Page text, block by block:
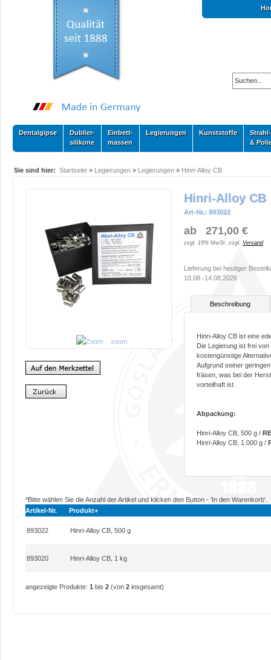
Dentalgipse
Dublier-
silikone
Einbett-
massen
Legierungen Kunststoffe
Strahl-
&
Sie sind hier: Startseite » Legierungen » Legierungen » Hinri-Alloy CB
zoom
Hinri-Alloy CB
Art-Nr.: 893022
ab 271,00 €
zzgl. 19% MwSt. zzgl. Versand
Lieferung bei heutiger
10.08.-14.08.2026
Beschreibung
Hinri-Alloy CB ist eine
Die Legierung ist frei
kostengünstige
Aufgrund seiner
fräsen, was bei der
vorteilhaft ist.
Abpackung:
Hinri-Alloy CB, 500 g /
Hinri-Alloy CB, 1.000 g /
*Bitte wählen Sie die Anzahl der Artikel und klicken den Button - 'In den Warenkorb'.
Artikel-Nr.
Produkt+
893022 Hinri-Alloy CB, 500 g
893020 Hinri-Alloy CB, 1 kg
angezeigte Produkte: 1 bis 2 (von 2 insgesamt)